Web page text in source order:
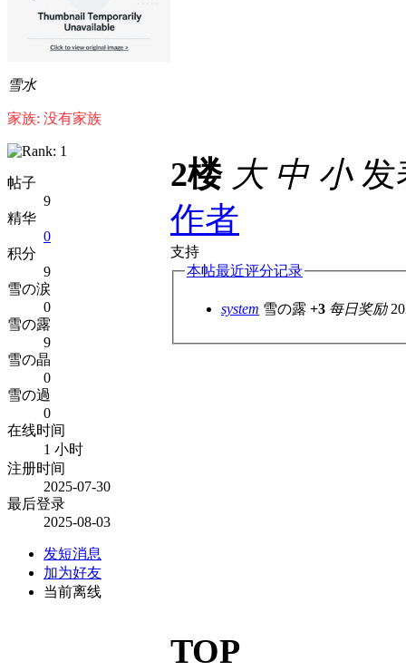
雪水
家族: 没有家族
帖子
9
精华
0
积分
9
雪の涙
0
雪の露
9
雪の晶
0
雪の過
0
在线时间
1 小时
注册时间
2025-07-30
最后登录
2025-08-03
发短消息
加为好友
当前离线
2楼 大 中 小发
作者
支持
本帖最近评分记录
system 雪の露 +3 每日奖励
TOP